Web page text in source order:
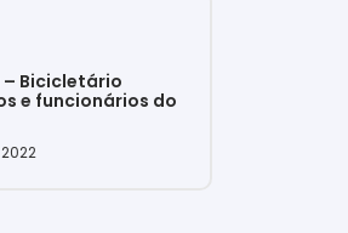
Bicicletário
e funcionários do